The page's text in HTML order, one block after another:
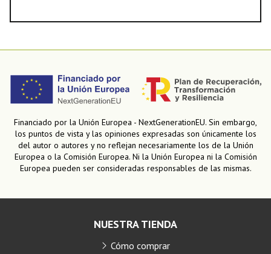
Financiado por la Unión Europea - NextGenerationEU. Sin embargo,
los puntos de vista y las opiniones expresadas son únicamente los
del autor o autores y no reflejan necesariamente los de la Unión
Europea o la Comisión Europea. Ni la Unión Europea ni la Comisión
Europea pueden ser consideradas responsables de las mismas.
NUESTRA TIENDA
Cómo comprar